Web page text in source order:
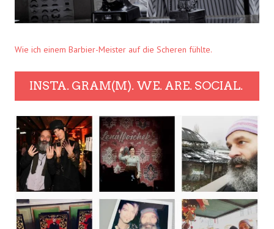
Wie ich einem Barbier-Meister auf die Scheren fühlte.
INSTA. GRAM(M). WE. ARE. SOCIAL.